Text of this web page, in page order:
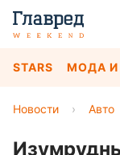
STARS МОДА И
Новости › Авто